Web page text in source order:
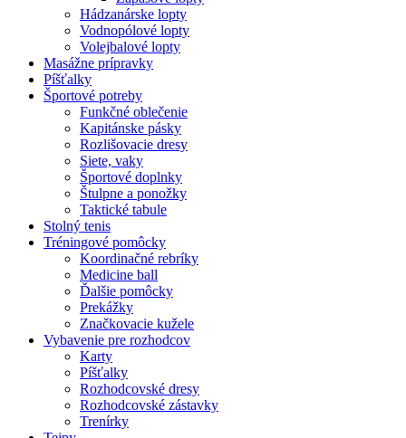
Hádzanárske lopty
Vodnopólové lopty
Volejbalové lopty
Masážne prípravky
Píšťalky
Športové potreby
Funkčné oblečenie
Kapitánske pásky
Rozlišovacie dresy
Siete, vaky
Športové doplnky
Štulpne a ponožky
Taktické tabule
Stolný tenis
Tréningové pomôcky
Koordinačné rebríky
Medicine ball
Ďalšie pomôcky
Prekážky
Značkovacie kužele
Vybavenie pre rozhodcov
Karty
Píšťalky
Rozhodcovské dresy
Rozhodcovské zástavky
Trenírky